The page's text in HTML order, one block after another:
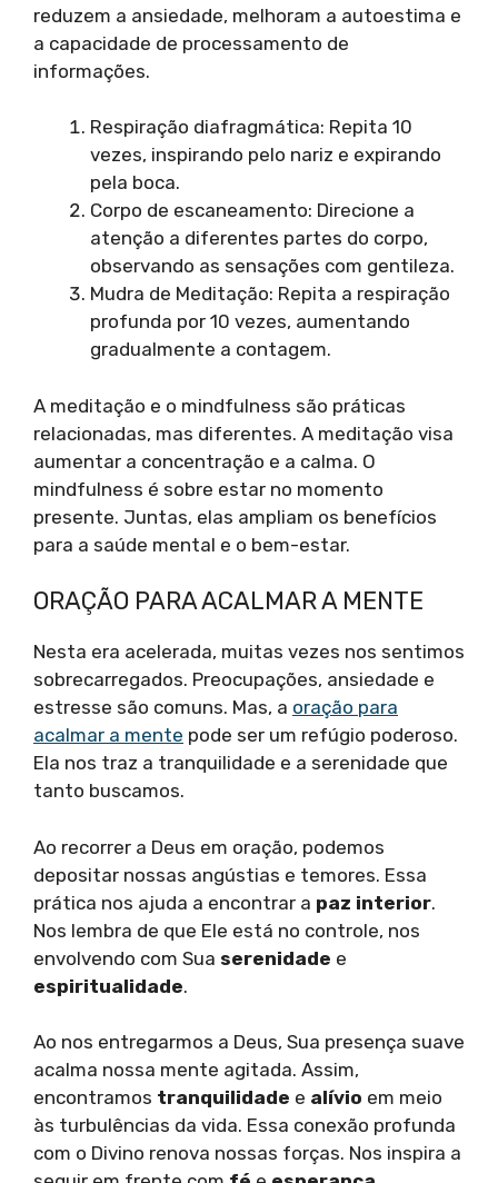
reduzem a ansiedade, melhoram a autoestima e
a capacidade de processamento de
informações.
Respiração diafragmática: Repita 10
vezes, inspirando pelo nariz e expirando
pela boca.
Corpo de escaneamento: Direcione a
atenção a diferentes partes do corpo,
observando as sensações com gentileza.
Mudra de Meditação: Repita a respiração
profunda por 10 vezes, aumentando
gradualmente a contagem.
A meditação e o mindfulness são práticas
relacionadas, mas diferentes. A meditação visa
aumentar a concentração e a calma. O
mindfulness é sobre estar no momento
presente. Juntas, elas ampliam os benefícios
para a saúde mental e o bem-estar.
ORAÇÃO PARA ACALMAR A MENTE
Nesta era acelerada, muitas vezes nos sentimos
sobrecarregados. Preocupações, ansiedade e
estresse são comuns. Mas, a oração para
acalmar a mente pode ser um refúgio poderoso.
Ela nos traz a tranquilidade e a serenidade que
tanto buscamos.
Ao recorrer a Deus em oração, podemos
depositar nossas angústias e temores. Essa
prática nos ajuda a encontrar a paz interior.
Nos lembra de que Ele está no controle, nos
envolvendo com Sua serenidade e
espiritualidade.
Ao nos entregarmos a Deus, Sua presença suave
acalma nossa mente agitada. Assim,
encontramos tranquilidade e alívio em meio
às turbulências da vida. Essa conexão profunda
com o Divino renova nossas forças. Nos inspira a